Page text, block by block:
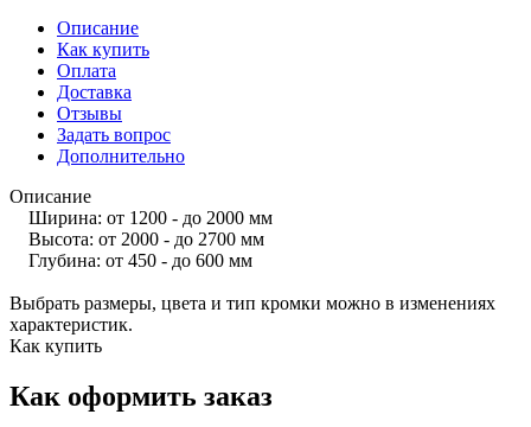
Описание
Как купить
Оплата
Доставка
Отзывы
Задать вопрос
Дополнительно
Описание
Ширина: от 1200 - до 2000 мм
Высота: от 2000 - до 2700 мм
Глубина: от 450 - до 600 мм
Выбрать размеры, цвета и тип кромки можно в изменениях
характеристик.
Как купить
Как оформить заказ